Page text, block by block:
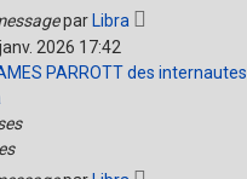
par Libra
2026 17:42
PARROTT des internautes